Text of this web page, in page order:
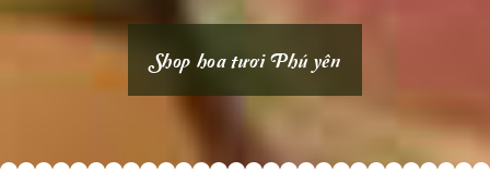
Shop hoa tươi Phú yên